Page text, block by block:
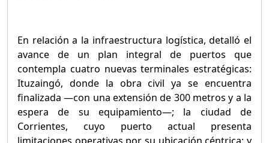
En relación a la infraestructura logística, detalló el
avance de un plan integral de puertos que
contempla cuatro nuevas terminales estratégicas:
Ituzaingó, donde la obra civil ya se encuentra
finalizada —con una extensión de 300 metros y a la
espera de su equipamiento—; la ciudad de
Corrientes, cuyo puerto actual presenta